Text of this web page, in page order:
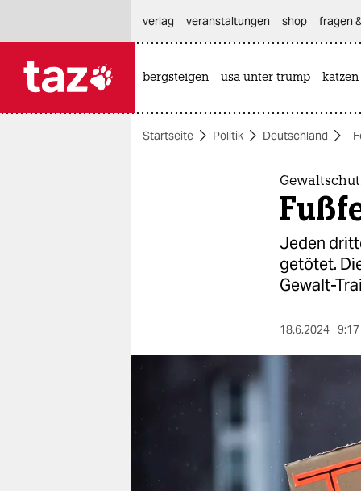
themen
wahrheit
verlag
veranstaltungen shop fragen
bergsteigen usa unter trump katzen
Startseite Politik Deutschland
Jeden
getötet.
Gewalt-
18.6.2024